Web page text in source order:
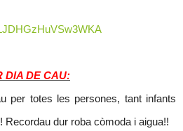
DIA DE CAU:
per totes les persones, tant infants
dur roba còmoda i aigua!!